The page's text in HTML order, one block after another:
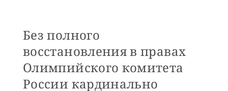
Без полного
восстановления в правах
Олимпийского комитета
России кардинально